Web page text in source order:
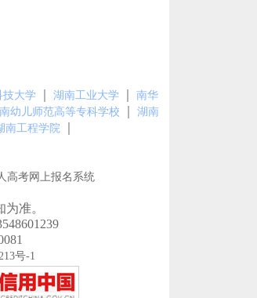
技大学 湖南工业大学
南华
幼儿师范高等专科学校
湖南
南工程学院
高考网上报名系统
准。
号-1